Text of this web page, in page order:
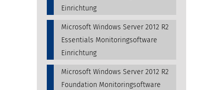
Einrichtung
Microsoft Windows Server 2012 R2
Essentials Monitoringsoftware
Einrichtung
Microsoft Windows Server 2012 R2
Foundation Monitoringsoftware